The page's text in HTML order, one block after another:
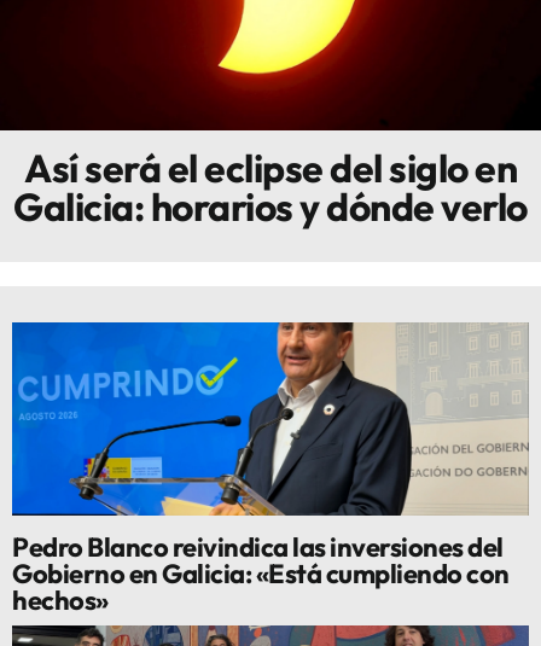
Innova
Así será el eclipse del siglo en
Galicia: horarios y dónde verlo
Pedro Blanco reivindica las inversiones del
Gobierno en Galicia: «Está cumpliendo con
hechos»